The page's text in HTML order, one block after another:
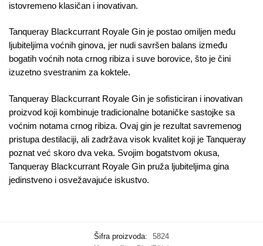
istovremeno klasičan i inovativan.
Tanqueray Blackcurrant Royale Gin je postao omiljen među
ljubiteljima voćnih ginova, jer nudi savršen balans između
bogatih voćnih nota crnog ribiza i suve borovice, što je čini
izuzetno svestranim za koktele.
Tanqueray Blackcurrant Royale Gin je sofisticiran i inovativan
proizvod koji kombinuje tradicionalne botaničke sastojke sa
voćnim notama crnog ribiza. Ovaj gin je rezultat savremenog
pristupa destilaciji, ali zadržava visok kvalitet koji je Tanqueray
poznat već skoro dva veka. Svojim bogatstvom okusa,
Tanqueray Blackcurrant Royale Gin pruža ljubiteljima gina
jedinstveno i osvežavajuće iskustvo.
Šifra proizvoda:
5824